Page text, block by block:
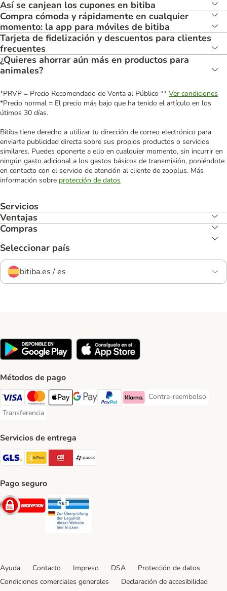
Así se canjean los cupones en bitiba
Compra cómoda y rápidamente en cualquier
momento: la app para móviles de bitiba
Tarjeta de fidelización y descuentos para clientes
frecuentes
¿Quieres ahorrar aún más en productos para
animales?
*PRVP = Precio Recomendado de Venta al Público ** Ver condiciones
*Precio normal = El precio más bajo que ha tenido el artículo en los
útimos 30 días.
Bitiba tiene derecho a utilizar tu dirección de correo electrónico para
enviarte publicidad directa sobre sus propios productos o servicios
similares. Puedes oponerte a ello en cualquier momento, sin incurrir en
ningún gasto adicional a los gastos básicos de transmisión, poniéndote
en contacto con el servicio de atención al cliente de zooplus. Más
información sobre protección de datos
Servicios
Ventajas
Compras
Seleccionar país
bitiba.es / es
Métodos de pago
Visa Payment Method
Mastercard Payment Method
Apple Pay Payment Method
Google Pay Payment Method
PayPal Payment Method
Klarna Payment Method
Contra-reembolso
Contra-reembolso
Transferencia
Transferencia Payment Method
Servicios de entrega
GLS Shipping Method
InPost Shipping Method
CTTExpress Shipping Method
paack Shipping Method
Pago seguro
Security
Ayuda Contacto Impreso DSA
Protección de datos
Condiciones comerciales generales
Declaración de accesibilidad